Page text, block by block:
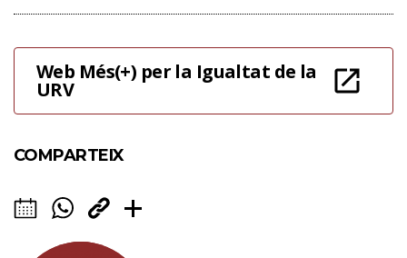
Web Més(+) per la Igualtat de la
URV
COMPARTEIX